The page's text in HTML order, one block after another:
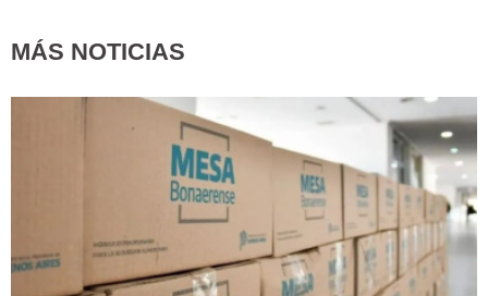
MÁS NOTICIAS